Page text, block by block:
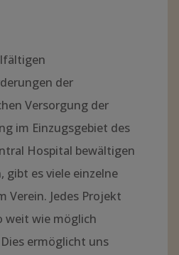
der
Versorgung der
im Einzugsgebiet des
Hospital bewältigen
gibt es viele einzelne
Verein. Jedes Projekt
weit wie möglich
ermöglicht uns